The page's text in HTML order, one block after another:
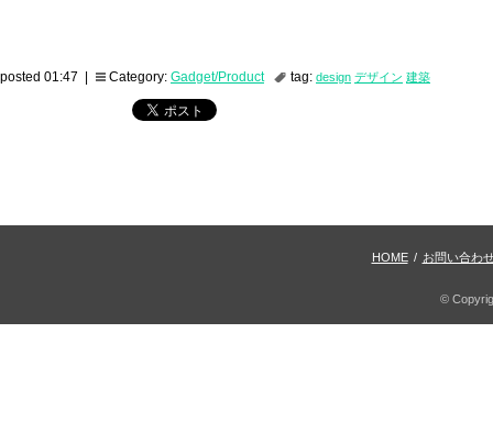
posted 01:47 | Category: Gadget/Product tag: design デザイン 建築
HOME / お問い合わ
©